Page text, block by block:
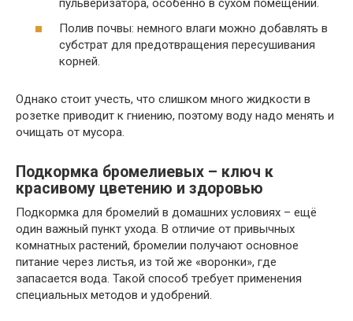
пульверизатора, особенно в сухом помещении.
Полив почвы: немного влаги можно добавлять в
субстрат для предотвращения пересушивания
корней.
Однако стоит учесть, что слишком много жидкости в
розетке приводит к гниению, поэтому воду надо менять и
очищать от мусора.
Подкормка бромелиевых – ключ к
красивому цветению и здоровью
Подкормка для бромелий в домашних условиях – ещё
один важный пункт ухода. В отличие от привычных
комнатных растений, бромелии получают основное
питание через листья, из той же «воронки», где
запасается вода. Такой способ требует применения
специальных методов и удобрений.